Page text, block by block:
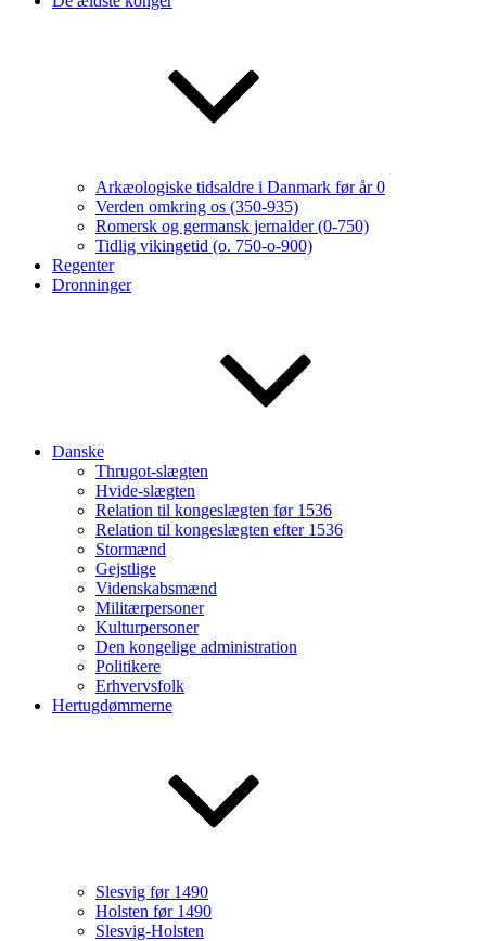
Arkæologiske tidsaldre i Danmark før år 0
Verden omkring os (350-935)
Romersk og germansk jernalder (0-750)
Tidlig vikingetid (o. 750-o-900)
Regenter
Dronninger
Danske
Thrugot-slægten
Hvide-slægten
Relation til kongeslægten før 1536
Relation til kongeslægten efter 1536
Stormænd
Gejstlige
Videnskabsmænd
Militærpersoner
Kulturpersoner
Den kongelige administration
Politikere
Erhvervsfolk
Hertugdømmerne
Slesvig før 1490
Holsten før 1490
Slesvig-Holsten